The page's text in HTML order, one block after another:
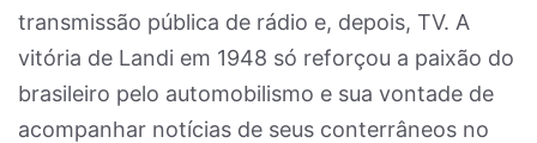
transmissão pública de rádio e, depois, TV. A
vitória de Landi em 1948 só reforçou a paixão do
brasileiro pelo automobilismo e sua vontade de
acompanhar notícias de seus conterrâneos no